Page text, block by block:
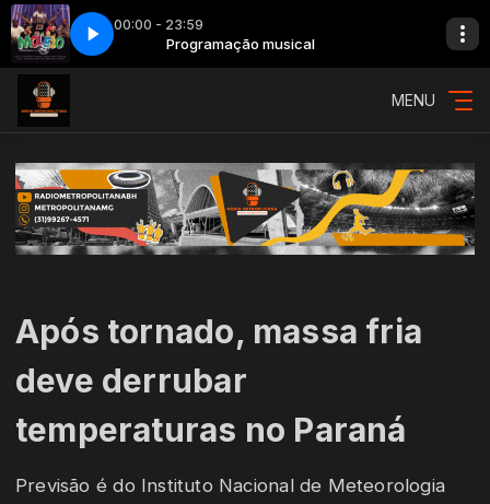
00:00 - 23:59
Programação musical
- Cilada - Ao Vivo 32 - Molejo, Nosso Sentimento - Cilada - Ao Vivo
MENU
Após tornado, massa fria
deve derrubar
temperaturas no Paraná
Previsão é do Instituto Nacional de Meteorologia